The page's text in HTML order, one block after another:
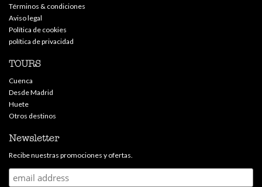
Términos & condiciones
Aviso legal
Política de cookies
política de privacidad
TOURS
Cuenca
Desde Madrid
Huete
Otros destinos
Newsletter
Recibe nuestras promociones y ofertas.